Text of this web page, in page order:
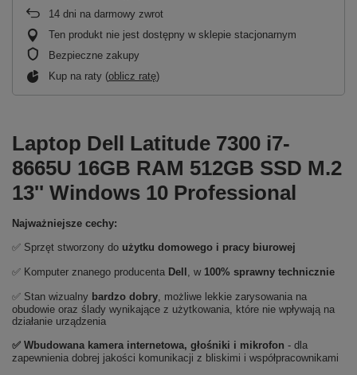
14 dni na darmowy zwrot
Ten produkt nie jest dostępny w sklepie stacjonarnym
Bezpieczne zakupy
Kup na raty (oblicz ratę)
Laptop Dell Latitude 7300 i7-
8665U 16GB RAM 512GB SSD M.2
13'' Windows 10 Professional
Najważniejsze cechy:
✅ Sprzęt stworzony do użytku domowego i pracy biurowej
✅ Komputer znanego producenta Dell , w 100% sprawny technicznie
✅ Stan wizualny bardzo dobry, możliwe lekkie zarysowania na
obudowie oraz ślady wynikające z użytkowania, które nie wpływają na
działanie urządzenia
✅ Wbudowana kamera internetowa, głośniki i mikrofon - dla
zapewnienia dobrej jakości komunikacji z bliskimi i współpracownikami